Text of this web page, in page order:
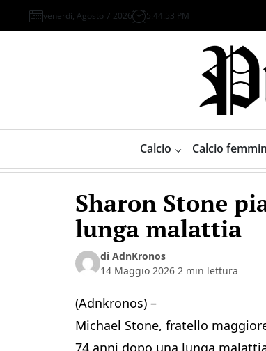
to
venerdì, Agosto 7 2026 5:44:54 PM
Sport
Calcio Calcio
Sharon Stone
lunga malattia
di AdnKronos
14 Maggio 2026 2 min lettura
(Adnkronos) –
Michael Stone, fratello
74 anni dopo una lunga